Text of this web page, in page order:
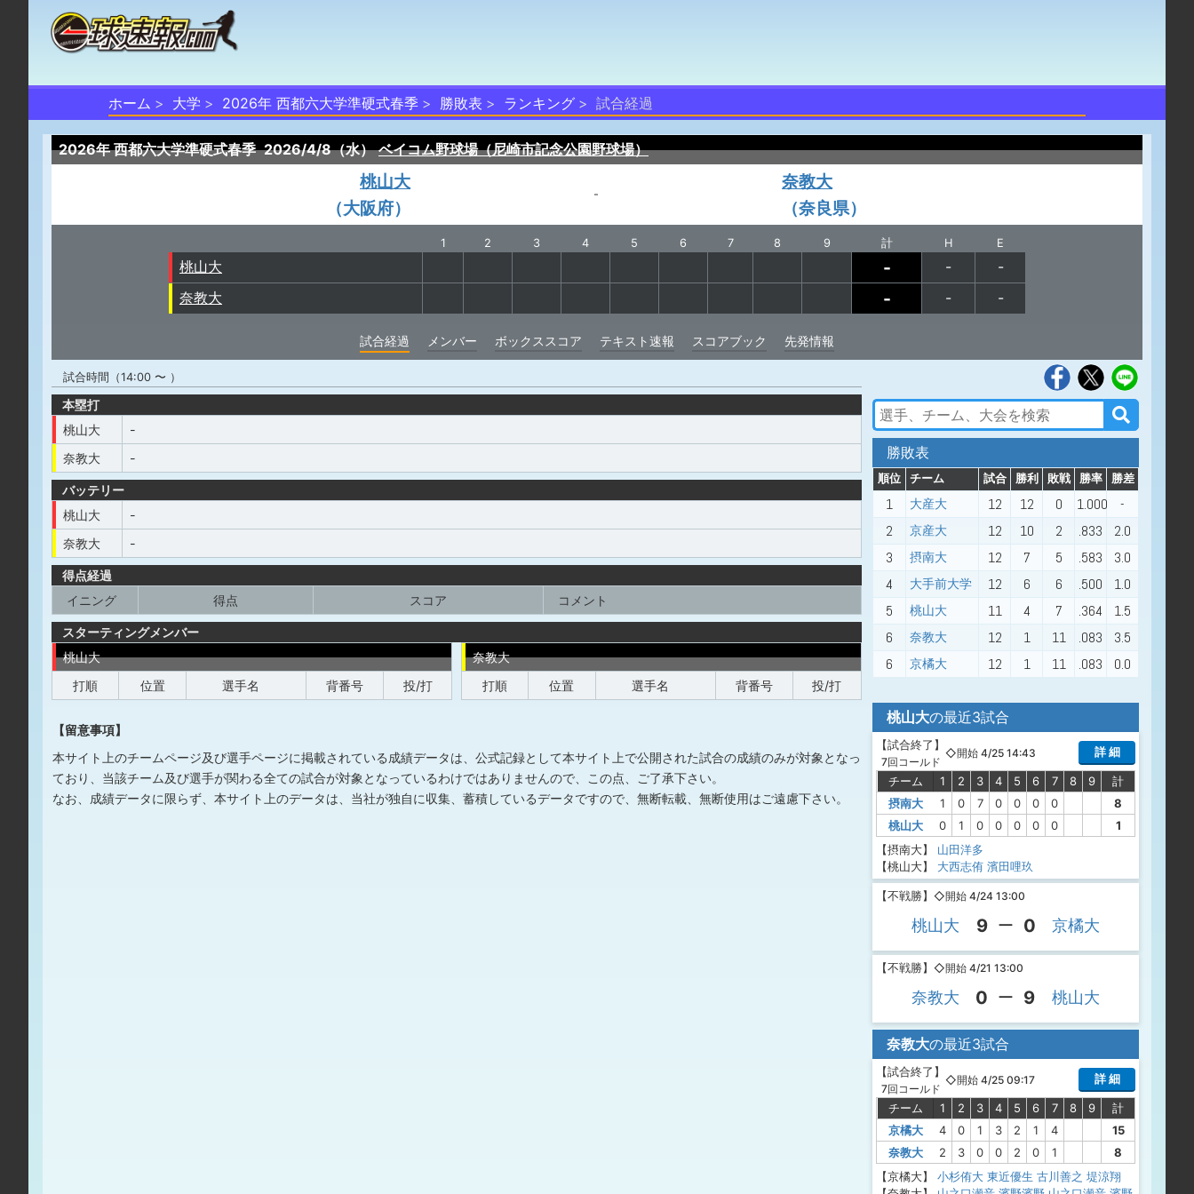
ホーム 大学 2026年 西都六大学準硬式春季 勝敗表 ランキング 試合経過
2026年 西都六大学準硬式春季 2026/4/8（水） ベイコム野球場（尼崎市記念公園野球場）
桃山大
（大阪府）
-
奈教大
（奈良県）
1 2 3 4 5 6 7 8 9 計 H E
桃山大 - -
-
奈教大
- - -
試合経過 メンバー ボックススコア テキスト速報 スコアブック 先発情報
試合時間（14:00 〜 ）
本塁打
桃山大
-
奈教大
-
バッテリー
桃山大
-
奈教大
-
得点経過
イニング
得点 スコア コメント
スターティングメンバー
桃山大
打順
位置 選手名 背番号 投/打
奈教大
打順
位置 選手名 背番号 投/打
【留意事項】
本サイト上のチームページ及び選手ページに掲載されている成績データは、公式記録として本サイト上で公開された試合の成績のみが対象となっ
ており、当該チーム及び選手が関わる全ての試合が対象となっているわけではありませんので、この点、ご了承下さい。
なお、成績データに限らず、本サイト上のデータは、当社が独自に収集、蓄積しているデータですので、無断転載、無断使用はご遠慮下さい。
勝敗表
順位 チーム 試合 勝利 敗戦 勝率 勝差
1 大産大 12 12 0 1.000
-
2
京産大 12 10 2 .833
2.0
3
摂南大 12 7 5 .583
3.0
4
大手前大学 12 6 6 .500
1.0
5
桃山大 11 4 7 .364
1.5
6
奈教大 12 1 11 .083
3.5
6
京橘大 12 1 11 .083 0.0
桃山大の最近3試合
【試合終了】
7回コールド
◇開始 4/25 14:43 詳 細
チーム 1 2 3 4 5 6 7 8 9
計
摂南大
1 0 7 0 0 0 0
8
桃山大
0 1 0 0 0 0 0
1
【摂南大】
山田洋多
【桃山大】
大西志侑 濱田哩玖
【不戦勝】 ◇開始 4/24 13:00
桃山大 9 ー 0 京橘大
【不戦勝】 ◇開始 4/21 13:00
奈教大 0 ー 9 桃山大
奈教大の最近3試合
【試合終了】
7回コールド
◇開始 4/25 09:17 詳 細
チーム 1 2 3 4 5 6 7 8 9
計
京橘大
4 0 1 3 2 1 4
15
奈教大
2 3 0 0 2 0 1
8
【京橘大】
小杉侑大 東近優生 古川善之 堤涼翔